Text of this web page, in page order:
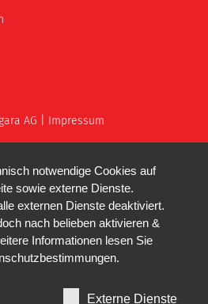
AG Impressum
notwendige Cookies auf
sowie externe Dienste.
externen Dienste deaktiviert.
nach belieben aktivieren &
Informationen lesen Sie
.
Externe Dienste